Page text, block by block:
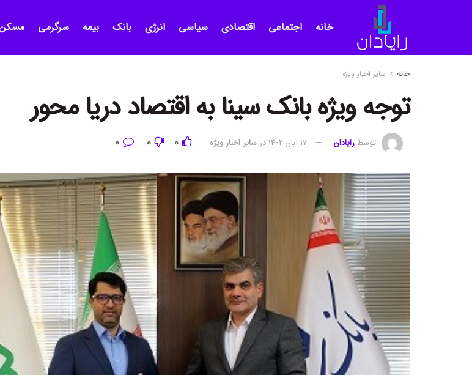
خانه اجتماعی اقتصادی سیاسی انرژی بانک بیمه سرگرمی
خانه سایر اخبار ویژه
توجه ویژه بانک سینا به اقتصاد دریا محور
توسطرایادان 17 آبان 1402 در سایر اخبار ویژه 0
0